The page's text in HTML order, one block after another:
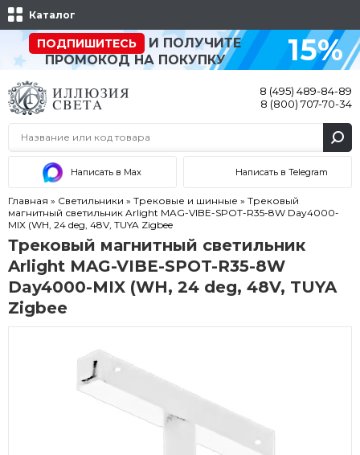
Каталог
ПОДПИШИТЕСЬ
И ПОЛУЧИТЕ
ПРОМОКОД НА ПОКУПКУ
15%
8 (495) 489-84-89
8 (800) 707-70-34
Написать в Max Написать в Telegram
Главная » Светильники » Трековые и шинные » Трековый
магнитный светильник Arlight MAG-VIBE-SPOT-R35-8W Day4000-
MIX (WH, 24 deg, 48V, TUYA Zigbee
Трековый магнитный светильник
Arlight MAG-VIBE-SPOT-R35-8W
Day4000-MIX (WH, 24 deg, 48V, TUYA
Zigbee